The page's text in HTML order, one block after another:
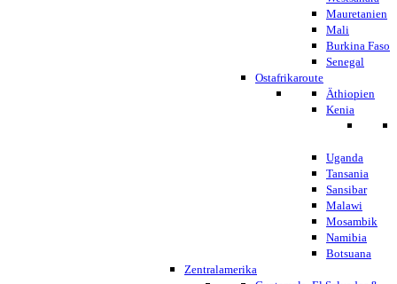
Mauretanien
Mali
Burkina Faso
Senegal
Ostafrikaroute
Äthiopien
Kenia
Uganda
Tansania
Sansibar
Malawi
Mosambik
Namibia
Botsuana
Zentralamerika